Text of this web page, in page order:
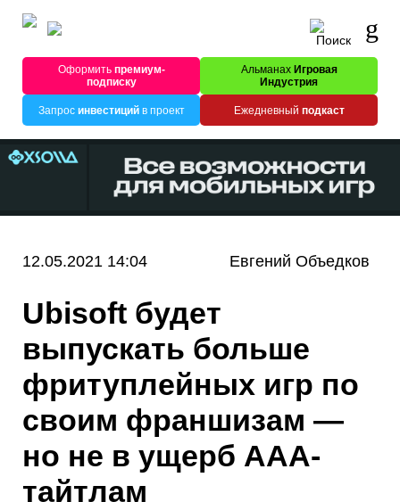
Оформитьпремиум-
подписку
Альманах Игровая
Индустрия
Запрос инвестицийв проект Ежедневный подкаст
12.05.2021 14:04 Евгений Объедков
Ubisoft будет
выпускать больше
фритуплейных игр по
своим франшизам —
но не в ущерб AAA-
тайтлам